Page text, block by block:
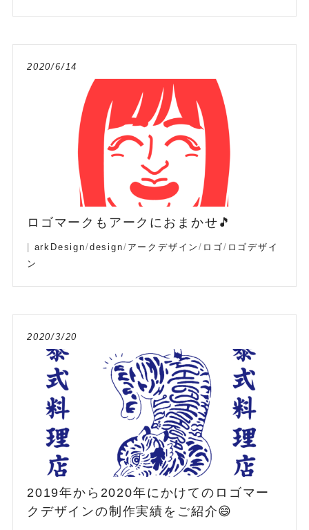
2020/6/14
ロゴマークもアークにおまかせ🎵
arkDesign/design/ アークデザイン/ ロゴ/ ロゴデザイ
ン
2020/3/20
2019年から2020年にかけてのロゴマー
クデザインの制作実績をご紹介😄